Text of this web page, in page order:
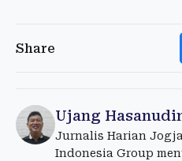
Share
Ujang
Jurnalis Harian
Indonesia Group